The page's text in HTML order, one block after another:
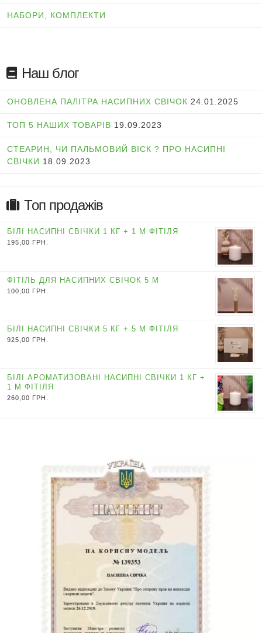
НАБОРИ, КОМПЛЕКТИ
Наш блог
ОНОВЛЕНА ПАЛІТРА НАСИПНИХ СВІЧОК 24.01.2025
ТОП 5 НАШИХ ТОВАРІВ 19.09.2023
СТЕАРИН, ЧИ ПАЛЬМОВИЙ ВІСК ? ПРО НАСИПНІ
СВІЧКИ 18.09.2023
Топ продажів
БІЛІ НАСИПНІ СВІЧКИ 1 КГ + 1 М ФІТІЛЯ
195,00 ГРН.
ФІТІЛЬ ДЛЯ НАСИПНИХ СВІЧОК 5 М
100,00 ГРН.
БІЛІ НАСИПНІ СВІЧКИ 5 КГ + 5 М ФІТІЛЯ
925,00 ГРН.
БІЛІ АРОМАТИЗОВАНІ НАСИПНІ СВІЧКИ 1 КГ +
1 М ФІТІЛЯ
260,00 ГРН.